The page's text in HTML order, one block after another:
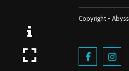
Copyright - Abyss